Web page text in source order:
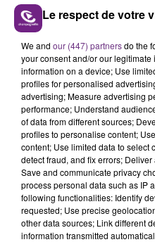
LE MAGASIN
SES PORTES
C'était l'une des
rémois. Le magasin
fermer ses portes.
TITRES DIFFUSÉS
Le respect de votre
We and our (447) partnersdo the
your consent and/or our
information on a device; Use
profiles for personalised
advertising; Measure advertising
performance; Understand
of data from different sources;
profiles to personalise content;
content; Use limited data to select
detect fraud, and fix errors;
Save and communicate privacy
process personal data such as IP
following functionalities: Identify
requested; Use precise
other data sources; Link different
information transmitted